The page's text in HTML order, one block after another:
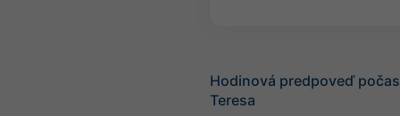
Hodinová predpoveď
Teresa